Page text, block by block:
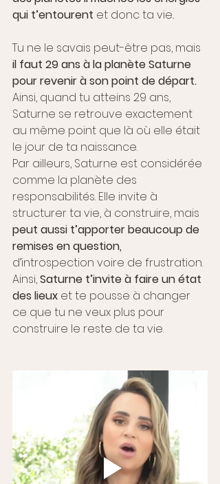
qui t’entourent et donc ta vie..
Tu ne le savais peut-être pas, mais
il faut 29 ans à la planète Saturne
pour revenir à son point de départ.
Ainsi, quand tu atteins 29 ans,
Saturne se retrouve exactement
au même point que là où elle était
le jour de ta naissance.
Par ailleurs, Saturne est considérée
comme la planète des
responsabilités. Elle invite à
structurer ta vie, à construire, mais
peut aussi t’apporter beaucoup de
remises en question,
d’introspection voire de frustration.
Ainsi, Saturne t’invite à faire un état
des lieux et te pousse à changer
ce que tu ne veux plus pour
construire le reste de ta vie.